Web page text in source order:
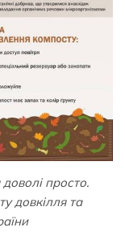
просто.
довкілля та